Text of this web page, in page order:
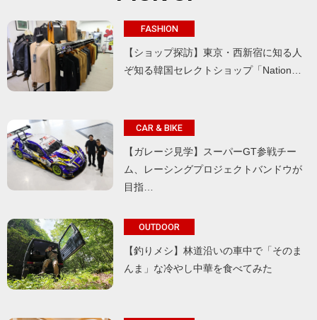
FASHION
【ショップ探訪】東京・西新宿に知る人
ぞ知る韓国セレクトショップ「Nation…
CAR & BIKE
【ガレージ見学】スーパーGT参戦チー
ム、レーシングプロジェクトバンドウが
目指…
OUTDOOR
【釣りメシ】林道沿いの車中で「そのま
んま」な冷やし中華を食べてみた